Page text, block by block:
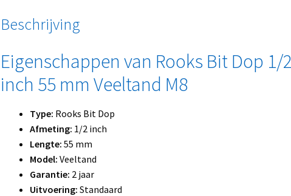
Beschrijving
Eigenschappen van Rooks Bit Dop 1/
inch 55 mm Veeltand M8
Type: Rooks Bit Dop
Afmeting: 1/2 inch
Lengte: 55 mm
Model: Veeltand
Garantie: 2 jaar
Uitvoering: Standaard